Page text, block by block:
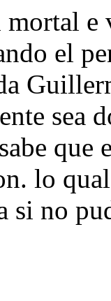
e
el
sea
que
lo
si no